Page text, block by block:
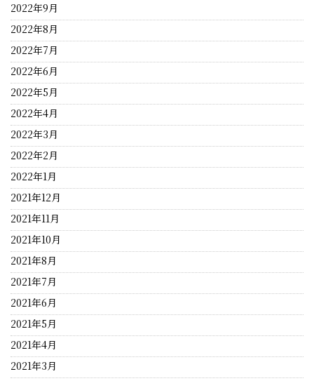
2022年9月
2022年8月
2022年7月
2022年6月
2022年5月
2022年4月
2022年3月
2022年2月
2022年1月
2021年12月
2021年11月
2021年10月
2021年8月
2021年7月
2021年6月
2021年5月
2021年4月
2021年3月